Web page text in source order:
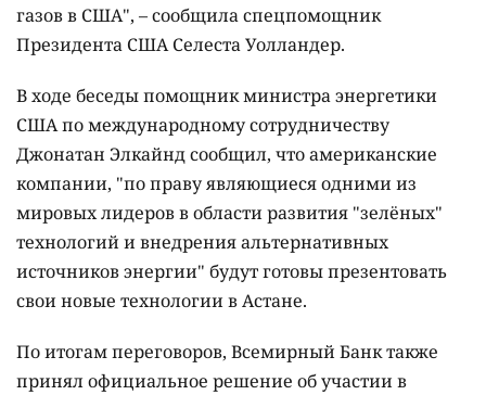
газов в США", – сообщила спецпомощник
Президента США Селеста Уолландер.
В ходе беседы помощник министра энергетики
США по международному сотрудничеству
Джонатан Элкайнд сообщил, что американские
компании, "по праву являющиеся одними из
мировых лидеров в области развития "зелёных"
технологий и внедрения альтернативных
источников энергии" будут готовы презентовать
свои новые технологии в Астане.
По итогам переговоров, Всемирный Банк также
принял официальное решение об участии в